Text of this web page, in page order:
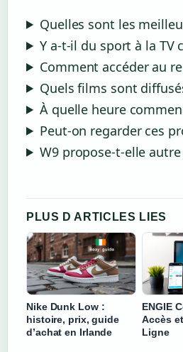
Quelles sont les
Y a-t-il du sport à la TV
Comment accéder au
Quels films sont
À quelle heure
Peut-on regarder ces
W9 propose-t-elle
PLUS D ARTICLES LIES
Nike Dunk Low :
histoire, prix, guide
d’achat en Irlande
ENGIE
Accès
Ligne